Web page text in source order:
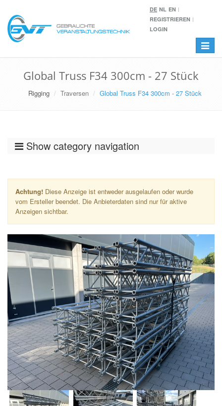
DE NL EN
REGISTRIEREN
LOGIN
Toggle
Global Truss F34 300cm - 27 Stück
Rigging Traversen Global Truss F34 300cm - 27 Stück
Show category navigation
Achtung! Diese Anzeige ist entweder ausgelaufen oder wurde
vom Ersteller beendet. Die Anbieterdaten sind nur für aktive
Anzeigen sichtbar.